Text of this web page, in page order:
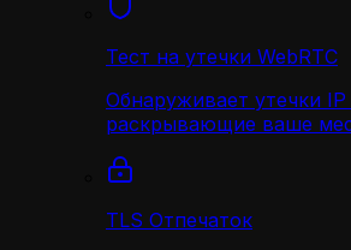
Тест на утечки WebRTC
Обнаруживает утечки IP
раскрывающие ваше
TLS Отпечаток